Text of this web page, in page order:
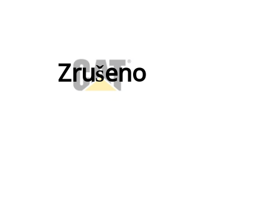
Zrušeno